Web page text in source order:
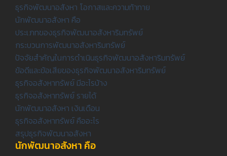
ธุรกิจพัฒนาอสังหา โอกาสและความท้าทาย
นักพัฒนาอสังหา คือ
ประเภทของธุรกิจพัฒนาอสังหาริมทรัพย์
กระบวนการพัฒนาอสังหาริมทรัพย์
ปัจจัยสำคัญในการดำเนินธุรกิจพัฒนาอสังหาริมทรัพย์
ข้อดีและข้อเสียของธุรกิจพัฒนาอสังหาริมทรัพย์
ธุรกิจอสังหาทรัพย์ มีอะไรบ้าง
ธุรกิจอสังหาทรัพย์ รายได้
นักพัฒนาอสังหา เงินเดือน
ธุรกิจอสังหาทรัพย์ คืออะไร
สรุปธุรกิจพัฒนาอสังหา
นักพัฒนาอสังหา คือ